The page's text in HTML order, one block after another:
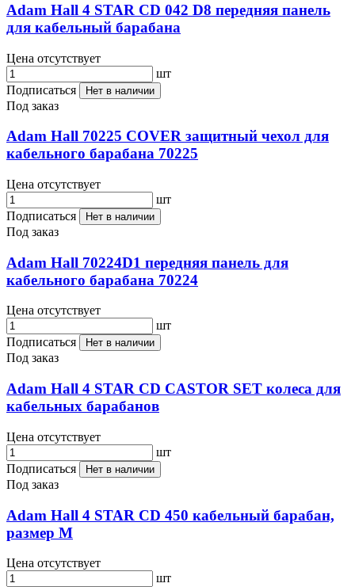
Adam Hall 4 STAR CD 042 D8 передняя панель
для кабельный барабана
Цена отсутствует
шт
Подписаться
Нет в наличии
Под заказ
Adam Hall 70225 COVER защитный чехол для
кабельного барабана 70225
Цена отсутствует
шт
Подписаться
Нет в наличии
Под заказ
Adam Hall 70224D1 передняя панель для
кабельного барабана 70224
Цена отсутствует
шт
Подписаться
Нет в наличии
Под заказ
Adam Hall 4 STAR CD CASTOR SET колеса для
кабельных барабанов
Цена отсутствует
шт
Подписаться
Нет в наличии
Под заказ
Adam Hall 4 STAR CD 450 кабельный барабан,
размер М
Цена отсутствует
шт